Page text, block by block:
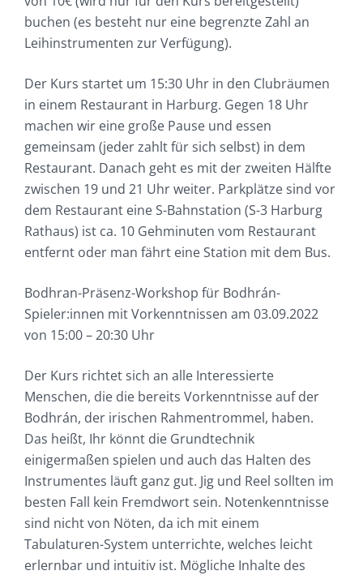
buchen (es besteht nur eine begrenzte Zahl an
Leihinstrumenten zur Verfügung).
Der Kurs startet um 15:30 Uhr in den Clubräumen
in einem Restaurant in Harburg. Gegen 18 Uhr
machen wir eine große Pause und essen
gemeinsam (jeder zahlt für sich selbst) in dem
Restaurant. Danach geht es mit der zweiten Hälfte
zwischen 19 und 21 Uhr weiter. Parkplätze sind vor
dem Restaurant eine S-Bahnstation (S-3 Harburg
Rathaus) ist ca. 10 Gehminuten vom Restaurant
entfernt oder man fährt eine Station mit dem Bus.
Bodhran-Präsenz-Workshop für Bodhrán-
Spieler:innen mit Vorkenntnissen am 03.09.2022
von 15:00 – 20:30 Uhr
Der Kurs richtet sich an alle Interessierte
Menschen, die die bereits Vorkenntnisse auf der
Bodhrán, der irischen Rahmentrommel, haben.
Das heißt, Ihr könnt die Grundtechnik
einigermaßen spielen und auch das Halten des
Instrumentes läuft ganz gut. Jig und Reel sollten im
besten Fall kein Fremdwort sein. Notenkenntnisse
sind nicht von Nöten, da ich mit einem
Tabulaturen-System unterrichte, welches leicht
erlernbar und intuitiv ist. Mögliche Inhalte des